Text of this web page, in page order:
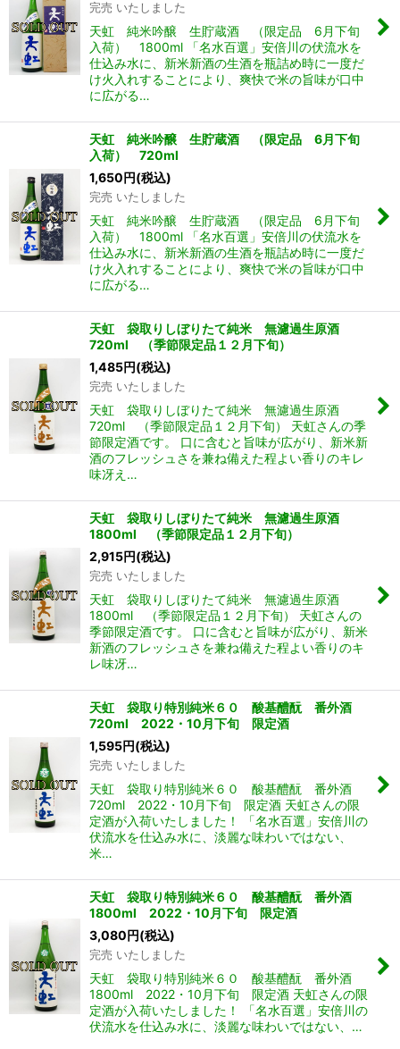
完売 いたしました
天虹 純米吟醸 生貯蔵酒 （限定品 6月下旬
入荷） 1800ml 「名水百選」安倍川の伏流水を
仕込み水に、新米新酒の生酒を瓶詰め時に一度だ
け火入れすることにより、爽快で米の旨味が口中
に広がる…
天虹 純米吟醸 生貯蔵酒 （限定品 6月下旬
入荷） 720ml
1,650円(税込)
完売 いたしました
天虹 純米吟醸 生貯蔵酒 （限定品 6月下旬
入荷） 1800ml 「名水百選」安倍川の伏流水を
仕込み水に、新米新酒の生酒を瓶詰め時に一度だ
け火入れすることにより、爽快で米の旨味が口中
に広がる…
天虹 袋取りしぼりたて純米 無濾過生原酒
720ml （季節限定品１２月下旬）
1,485円(税込)
完売 いたしました
天虹 袋取りしぼりたて純米 無濾過生原酒
720ml （季節限定品１２月下旬） 天虹さんの季
節限定酒です。 口に含むと旨味が広がり、新米新
酒のフレッシュさを兼ね備えた程よい香りのキレ
味冴え…
天虹 袋取りしぼりたて純米 無濾過生原酒
1800ml （季節限定品１２月下旬）
2,915円(税込)
完売 いたしました
天虹 袋取りしぼりたて純米 無濾過生原酒
1800ml （季節限定品１２月下旬） 天虹さんの
季節限定酒です。 口に含むと旨味が広がり、新米
新酒のフレッシュさを兼ね備えた程よい香りのキ
レ味冴…
天虹 袋取り特別純米６０ 酸基醴酛 番外酒
720ml 2022・10月下旬 限定酒
1,595円(税込)
完売 いたしました
天虹 袋取り特別純米６０ 酸基醴酛 番外酒
720ml 2022・10月下旬 限定酒 天虹さんの限
定酒が入荷いたしました！ 「名水百選」安倍川の
伏流水を仕込み水に、淡麗な味わいではない、
米…
天虹 袋取り特別純米６０ 酸基醴酛 番外酒
1800ml 2022・10月下旬 限定酒
3,080円(税込)
完売 いたしました
天虹 袋取り特別純米６０ 酸基醴酛 番外酒
1800ml 2022・10月下旬 限定酒 天虹さんの限
定酒が入荷いたしました！ 「名水百選」安倍川の
伏流水を仕込み水に、淡麗な味わいではない、…